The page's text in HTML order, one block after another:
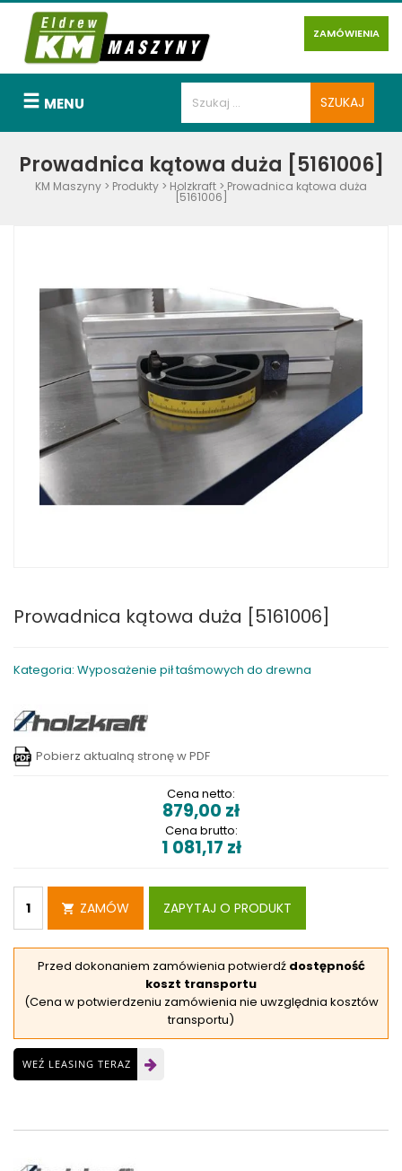
ZAMÓWIENIA
MENU
Prowadnica kątowa duża [5161006]
KM Maszyny > Produkty > Holzkraft > Prowadnica kątowa duża
[5161006]
Prowadnica kątowa duża [5161006]
Kategoria: Wyposażenie pił taśmowych do drewna
Pobierz aktualną stronę w PDF
Cena netto:
879,00 zł
Cena brutto:
1 081,17 zł
ZAMÓW ZAPYTAJ O PRODUKT
Przed dokonaniem zamówienia potwierdź dostępność
koszt transportu
(Cena w potwierdzeniu zamówienia nie uwzględnia kosztów
transportu)
WEŹ LEASING TERAZ